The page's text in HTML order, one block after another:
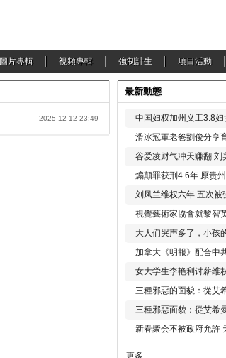
圖片專輯 視頻專輯 強制計生 項目活動
2025-12-12 23:49
最新動態
中国妇权加州义工3.8
滑冰冠軍老爸劉俊分享
谷爱凌财气冲天赚翻 刘
煽颠罪获刑4.6年 原贵
刘凤兰维权六年 五次被
視覺藝術家協會就黎智
大人们哭声多了，小孩
加拿大《明報》配合中
女大学生李艳利讨薪维
三種邪惡的面貌：從艾
三種邪惡面貌：從艾希
新春聚会不被政府允許
更多